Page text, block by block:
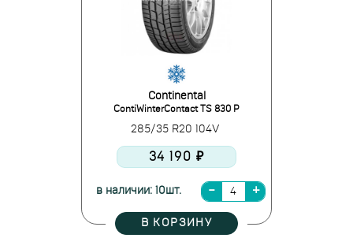
Continental
ContiWinterContact TS 830 P
285/35 R20 104V
34 190 ₽
в наличии: 10шт.
В КОРЗИНУ